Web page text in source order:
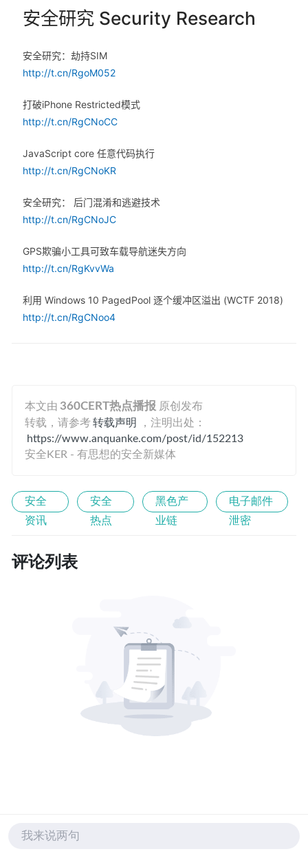
安全研究 Security Research
安全研究：劫持SIM
http://t.cn/RgoM052
打破iPhone Restricted模式
http://t.cn/RgCNoCC
JavaScript core 任意代码执行
http://t.cn/RgCNoKR
安全研究： 后门混淆和逃避技术
http://t.cn/RgCNoJC
GPS欺骗小工具可致车载导航迷失方向
http://t.cn/RgKvvWa
利用 Windows 10 PagedPool 逐个缓冲区溢出 (WCTF 2018)
http://t.cn/RgCNoo4
本文由 360CERT热点播报 原创发布
转载，请参考 转载声明
，注明出处：
https://www.anquanke.com/post/id/152213
安全KER - 有思想的安全新媒体
安全
资讯
安全
热点
黑色产
业链
电子邮件
泄密
评论列表
我来说两句